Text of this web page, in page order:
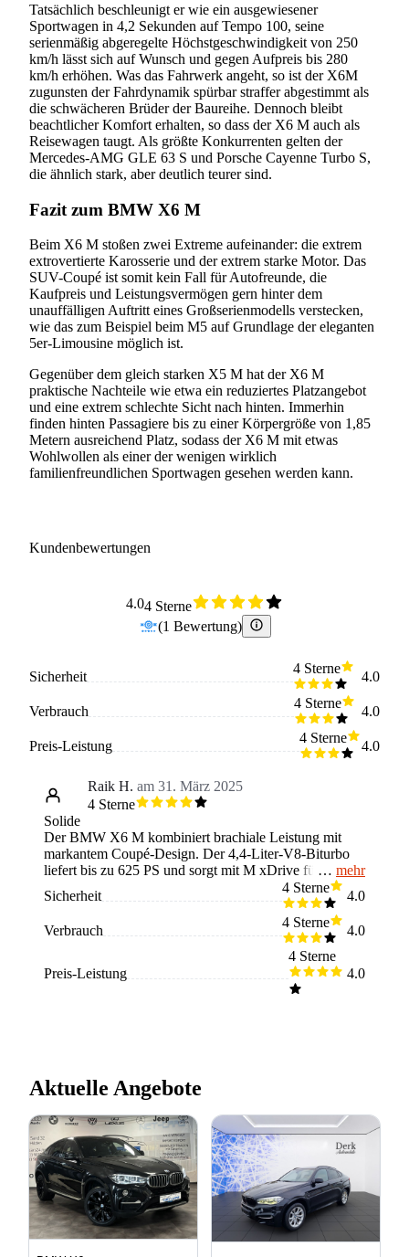
Tatsächlich beschleunigt er wie ein ausgewiesener
Sportwagen in 4,2 Sekunden auf Tempo 100, seine
serienmäßig abgeregelte Höchstgeschwindigkeit von 250
km/h lässt sich auf Wunsch und gegen Aufpreis bis 280
km/h erhöhen. Was das Fahrwerk angeht, so ist der X6M
zugunsten der Fahrdynamik spürbar straffer abgestimmt als
die schwächeren Brüder der Baureihe. Dennoch bleibt
beachtlicher Komfort erhalten, so dass der X6 M auch als
Reisewagen taugt. Als größte Konkurrenten gelten der
Mercedes-AMG GLE 63 S und Porsche Cayenne Turbo S,
die ähnlich stark, aber deutlich teurer sind.
Fazit zum BMW X6 M
Beim X6 M stoßen zwei Extreme aufeinander: die extrem
extrovertierte Karosserie und der extrem starke Motor. Das
SUV-Coupé ist somit kein Fall für Autofreunde, die
Kaufpreis und Leistungsvermögen gern hinter dem
unauffälligen Auftritt eines Großserienmodells verstecken,
wie das zum Beispiel beim M5 auf Grundlage der eleganten
5er-Limousine möglich ist.
Gegenüber dem gleich starken X5 M hat der X6 M
praktische Nachteile wie etwa ein reduziertes Platzangebot
und eine extrem schlechte Sicht nach hinten. Immerhin
finden hinten Passagiere bis zu einer Körpergröße von 1,85
Metern ausreichend Platz, sodass der X6 M mit etwas
Wohlwollen als einer der wenigen wirklich
familienfreundlichen Sportwagen gesehen werden kann.
Kundenbewertungen
4.04 Sterne
(1 Bewertung)
Sicherheit
4 Sterne
4.0
Verbrauch
4 Sterne
4.0
Preis-Leistung
4 Sterne
4.0
Raik H. am 31. März 2025
4 Sterne
Solide
Der BMW X6 M kombiniert brachiale Leistung mit
markantem Coupé-Design. Der 4,4-Liter-V8-Biturbo
liefert bis zu 625 PS und sorgt mit M xDrive für
extreme Fahrdynamik. Der Innenraum bietet Luxus und
neueste Technik. Nachteile sind das straffe Fahrwerk,
hoher Verbrauch und eingeschränkte Kopffreiheit im
Fond. Perfekt für Fahrer, die Power und Exklusivität
mehr
Sicherheit
4 Sterne
4.0
Verbrauch
4 Sterne
4.0
Preis-Leistung
4 Sterne
4.0
Aktuelle Angebote